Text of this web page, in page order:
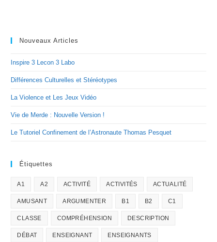
Nouveaux Articles
Inspire 3 Lecon 3 Labo
Différences Culturelles et Stéréotypes
La Violence et Les Jeux Vidéo
Vie de Merde : Nouvelle Version !
Le Tutoriel Confinement de l’Astronaute Thomas Pesquet
Étiquettes
A1 A2 ACTIVITÉ ACTIVITÉS ACTUALITÉ
AMUSANT ARGUMENTER B1 B2 C1
CLASSE COMPRÉHENSION DESCRIPTION
DÉBAT ENSEIGNANT ENSEIGNANTS